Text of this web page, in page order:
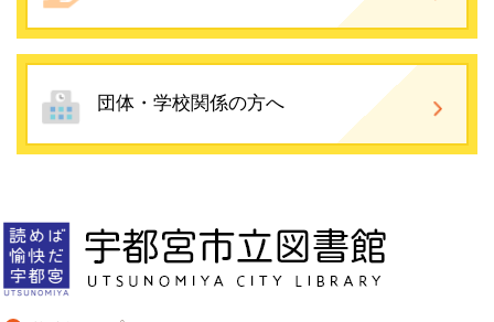
団体・学校関係の方へ